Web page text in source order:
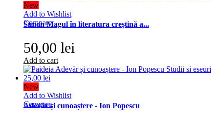
New
Add to Wishlist
Compare
Simon Magul în literatura creștină a...
50,00 lei
Add to cart
New
Add to Wishlist
Compare
Adevăr și cunoaștere - Ion Popescu